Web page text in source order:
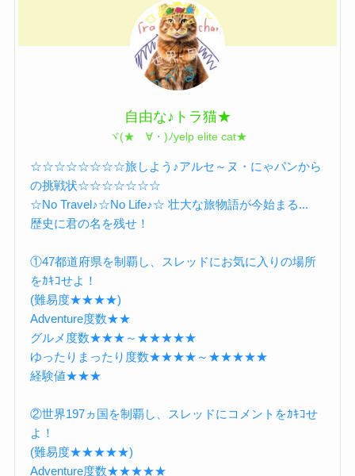
自由な♪トラ猫★
ヾ(★ゝ∀・)ﾉyelp elite cat★
☆☆☆☆☆☆☆☆旅しよう♪アルセ～ヌ・にゃパンから
の挑戦状☆☆☆☆☆☆☆
☆No Travel♪☆No Life♪☆ 壮大な旅物語が今始まる...
歴史に君の名を残せ！
①47都道府県を制覇し、スレッドにお気に入りの場所
をｶｷｺせよ！
(難易度★★★★)
Adventure度数★★
グルメ度数★★★～★★★★★
ゆったりまったり度数★★★★～★★★★★
経験値★★★
②世界197ヵ国を制覇し、スレッドにコメントをｶｷｺせ
よ！
(難易度★★★★★)
Adventure度数★★★★★